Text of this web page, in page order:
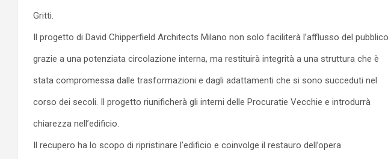
Gritti.
Il progetto di David Chipperfield Architects Milano non solo faciliterà l’afflusso del pubblico
grazie a una potenziata circolazione interna, ma restituirà integrità a una struttura che è
stata compromessa dalle trasformazioni e dagli adattamenti che si sono succeduti nel
corso dei secoli. Il progetto riunificherà gli interni delle Procuratie Vecchie e introdurrà
chiarezza nell’edificio.
Il recupero ha lo scopo di ripristinare l’edificio e coinvolge il restauro dell’opera